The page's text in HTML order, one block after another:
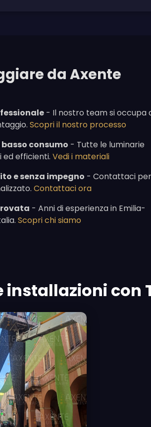
da Axente
- Il nostro team si occupa
Scopri il nostro processo
basso consumo - Tutte le luminarie
ed efficienti. Vedi i materiali
e senza impegno - Contattaci
Contattaci ora
- Anni di esperienza in Emilia-
Scopri chi siamo
installazioni con